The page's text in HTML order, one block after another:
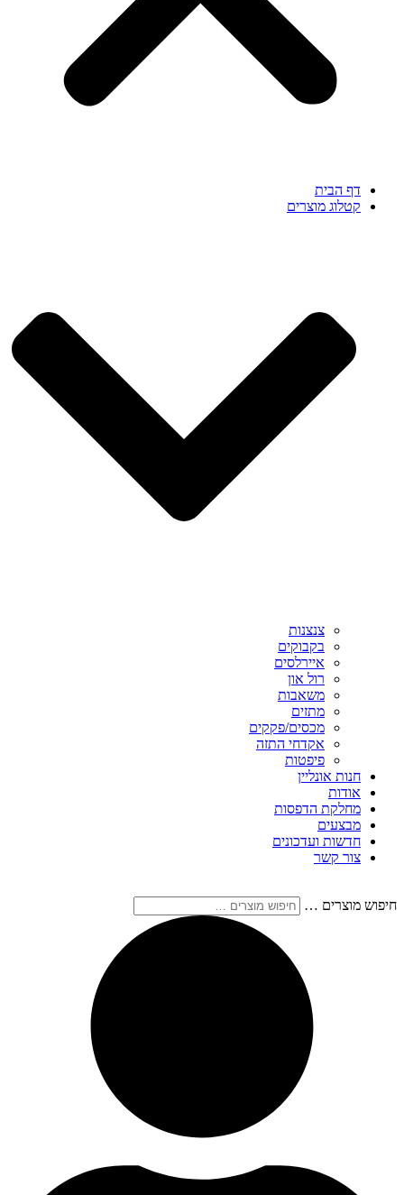
דף הבית
קטלוג מוצרים
צנצנות
בקבוקים
איירלסים
רול און
משאבות
מתזים
מכסים/פקקים
אקדחי התזה
פיפטות
חנות אונליין
אודות
מחלקת הדפסות
מבצעים
חדשות ועדכונים
צור קשר
חיפוש מוצרים …